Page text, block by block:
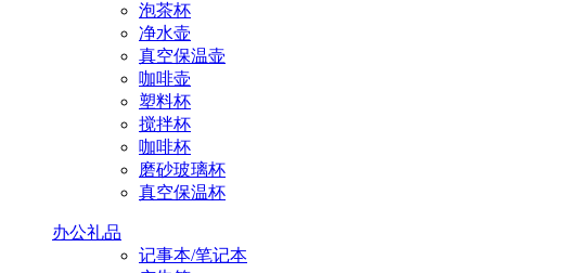
泡茶杯
净水壶
真空保温壶
咖啡壶
塑料杯
搅拌杯
咖啡杯
磨砂玻璃杯
真空保温杯
办公礼品
记事本/笔记本